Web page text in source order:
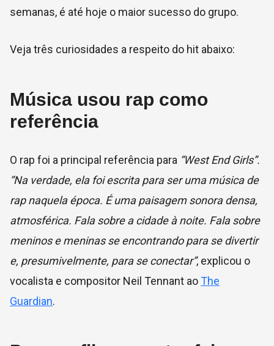
semanas, é até hoje o maior sucesso do grupo.
Veja três curiosidades a respeito do hit abaixo:
Música usou rap como
referência
O rap foi a principal referência para “West End Girls”.
“Na verdade, ela foi escrita para ser uma música de
rap naquela época. É uma paisagem sonora densa,
atmosférica. Fala sobre a cidade à noite. Fala sobre
meninos e meninas se encontrando para se divertir
e, presumivelmente, para se conectar”, explicou o
vocalista e compositor Neil Tennant aoThe
Guardian.